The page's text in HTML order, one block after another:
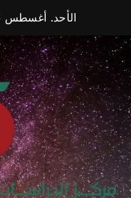
content
الأحد. أغسطس 9th, 2026